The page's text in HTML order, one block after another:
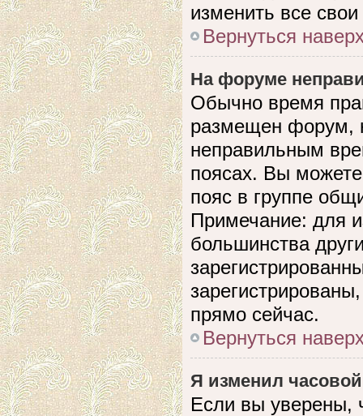
изменить все свои
Вернуться
На форуме
Обычно время
размещен форум,
неправильным
поясах. Вы
пояс в группе
Примечание: для
большинства
прямо сейчас.
Вернуться
Я изменил
Если вы уверены,